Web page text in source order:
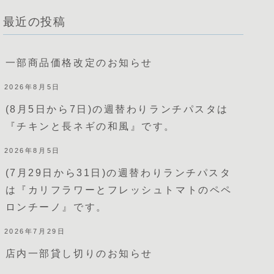
最近の投稿
一部商品価格改定のお知らせ
2026年8月5日
(8月5日から7日)の週替わりランチパスタは
『チキンと長ネギの和風』です。
2026年8月5日
(7月29日から31日)の週替わりランチパスタ
は『カリフラワーとフレッシュトマトのペペ
ロンチーノ』です。
2026年7月29日
店内一部貸し切りのお知らせ